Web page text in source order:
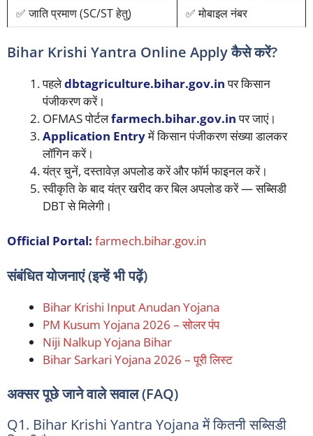
✅ जाति प्रमाण (SC/ST हेतु)
✅ मोबाइल नंबर
Bihar Krishi Yantra Online Apply कैसे करें?
पहलेdbtagriculture.bihar.gov.inपर किसान
पंजीकरण करें।
OFMAS पोर्टलfarmech.bihar.gov.inपर जाएं।
Application Entryमें किसान पंजीकरण संख्या डालकर
लॉगिन करें।
यंत्र चुनें, दस्तावेज़ अपलोड करें और फॉर्म फाइनल करें।
स्वीकृति के बाद यंत्र खरीद कर बिल अपलोड करें — सब्सिडी
DBT से मिलेगी।
Official Portal: farmech.bihar.gov.in
संबंधित योजनाएं (इन्हें भी पढ़ें)
Bihar Krishi Input Anudan Yojana
PM Kusum Yojana 2026 – सोलर पंप
Niji Nalkup Yojana Bihar
Bihar Sarkari Yojana 2026 – पूरी लिस्ट
अक्सर पूछे जाने वाले सवाल (FAQ)
Q1. Bihar Krishi Yantra Yojana में कितनी सब्सिडी